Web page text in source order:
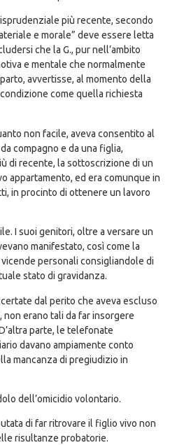
più recente, secondo
e morale” deve essere letta
che la G., pur nell’ambito
e mentale che normalmente
avvertisse, al momento della
come quella richiesta
non facile, aveva consentito al
compagno e da una figlia,
di recente, la sottoscrizione di un
appartamento, ed era comunque in
in procinto di ottenere un lavoro
I suoi genitori, oltre a versare un
manifestato, così come la
personali consigliandole di
stato di gravidanza.
dal perito che aveva escluso
erano tali da far insorgere
parte, le telefonate
davano ampiamente conto
mancanza di pregiudizio in
dell’omicidio volontario.
di far ritrovare il figlio vivo non
risultanze probatorie.